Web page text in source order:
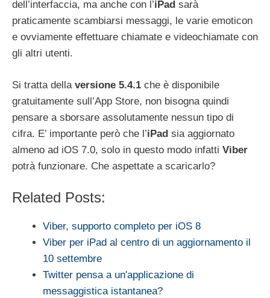
dell’interfaccia, ma anche con l’iPad sarà
praticamente scambiarsi messaggi, le varie emoticon
e ovviamente effettuare chiamate e videochiamate con
gli altri utenti.
Si tratta della versione 5.4.1 che è disponibile
gratuitamente sull’App Store, non bisogna quindi
pensare a sborsare assolutamente nessun tipo di
cifra. E’ importante però che l’iPad sia aggiornato
almeno ad iOS 7.0, solo in questo modo infatti Viber
potrà funzionare. Che aspettate a scaricarlo?
Related Posts:
Viber, supporto completo per iOS 8
Viber per iPad al centro di un aggiornamento il
10 settembre
Twitter pensa a un'applicazione di
messaggistica istantanea?